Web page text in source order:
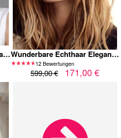
Premium Front-Lace Echthaar-Perücke – Kurz & Voluminös für Elegante Looks Wunderbare Echthaar Elegante Wellige Kappenlose Perücke
12 Bewertungen
599,00 € 171,00 €